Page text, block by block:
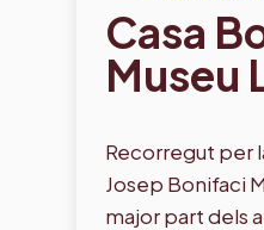
Casa
Museu
Recorregut per
Josep Bonifaci
major part dels